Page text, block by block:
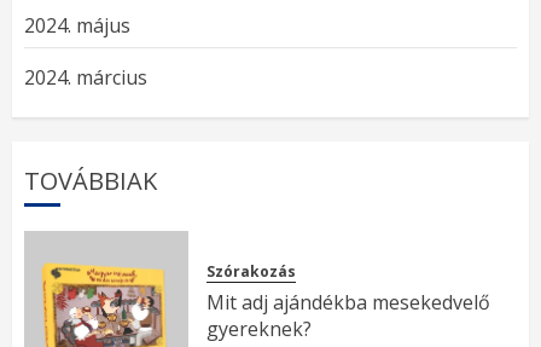
2024. május
2024. március
TOVÁBBIAK
Szórakozás
Mit adj ajándékba mesekedvelő
gyereknek?